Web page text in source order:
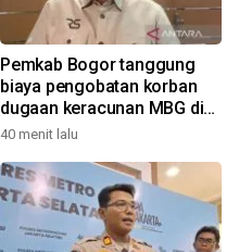
Pemkab Bogor tanggung
biaya pengobatan korban
dugaan keracunan MBG di
Dramaga
40 menit lalu